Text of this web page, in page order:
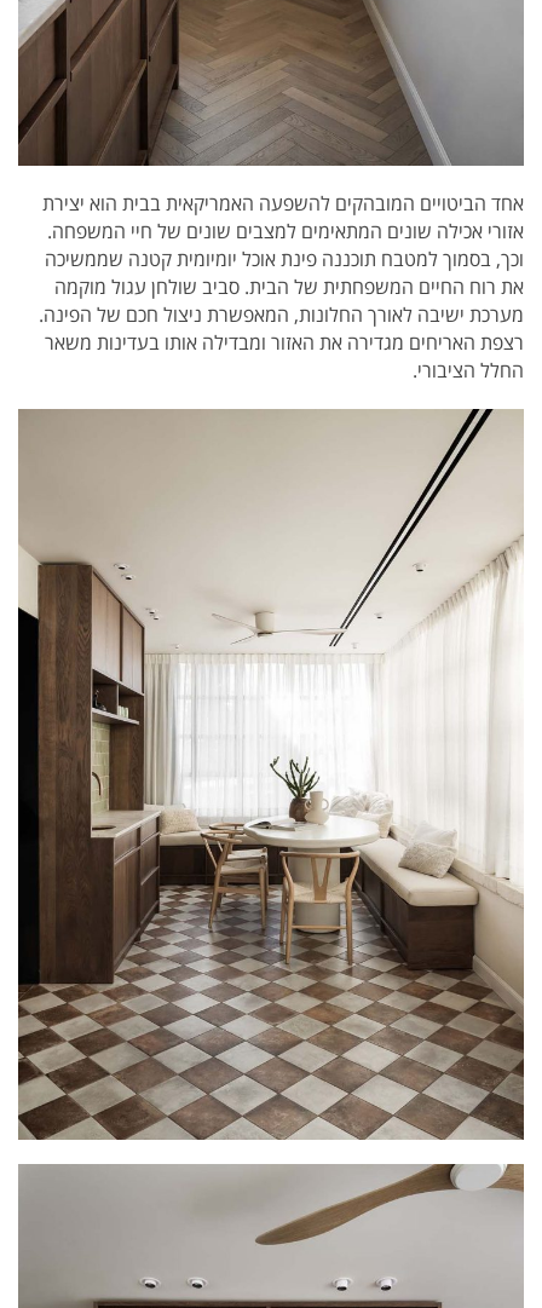
אחד הביטויים המובהקים להשפעה האמריקאית בבית הוא יצירת
אזורי אכילה שונים המתאימים למצבים שונים של חיי המשפחה.
וכך, בסמוך למטבח תוכננה פינת אוכל יומיומית קטנה שממשיכה
את רוח החיים המשפחתית של הבית. סביב שולחן עגול מוקמה
מערכת ישיבה לאורך החלונות, המאפשרת ניצול חכם של הפינה.
רצפת האריחים מגדירה את האזור ומבדילה אותו בעדינות משאר
החלל הציבורי.